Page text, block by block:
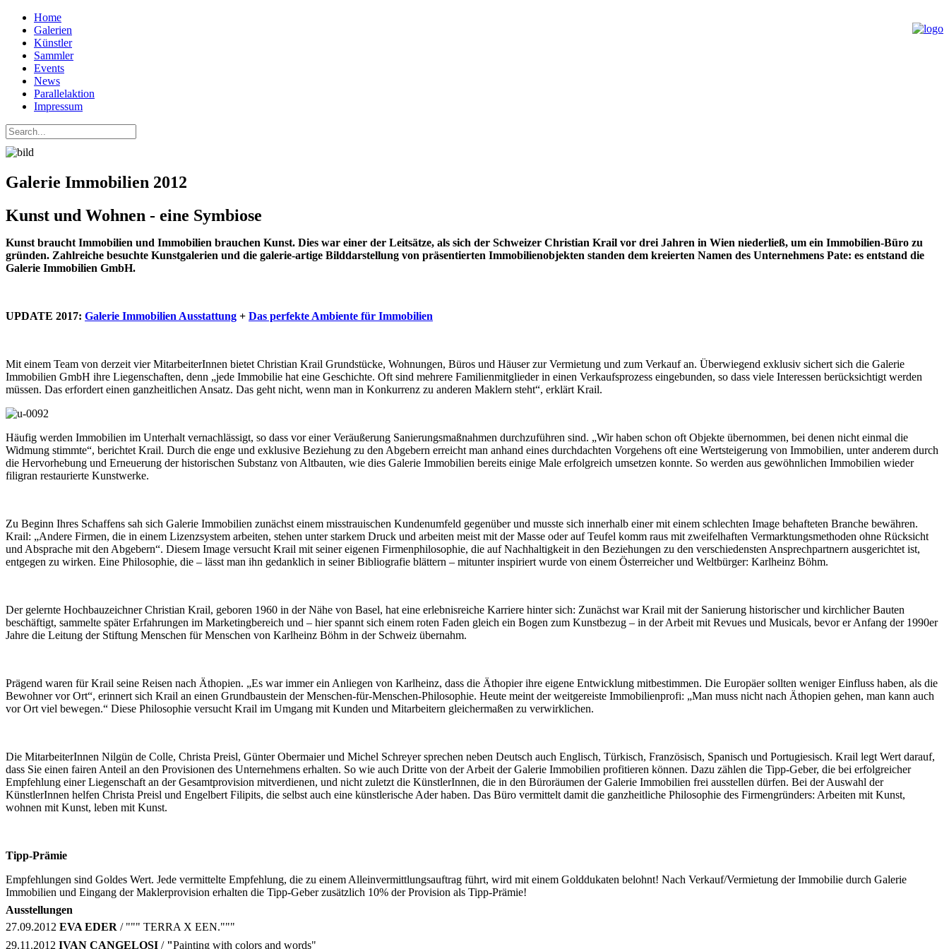
Home
Galerien
Künstler
Sammler
Events
News
Parallelaktion
Impressum
Galerie Immobilien 2012
Kunst und Wohnen - eine Symbiose
Kunst braucht Immobilien und Immobilien brauchen Kunst. Dies war einer der Leitsätze, als sich der Schweizer Christian Krail vor drei Jahren in Wien niederließ, um ein Immobilien-Büro zu
gründen. Zahlreiche besuchte Kunstgalerien und die galerie-artige Bilddarstellung von präsentierten Immobilienobjekten standen dem kreierten Namen des Unternehmens Pate: es entstand die
Galerie Immobilien GmbH.
UPDATE 2017: Galerie Immobilien Ausstattung + Das perfekte Ambiente für Immobilien
Mit einem Team von derzeit vier MitarbeiterInnen bietet Christian Krail Grundstücke, Wohnungen, Büros und Häuser zur Vermietung und zum Verkauf an. Überwiegend exklusiv sichert sich die Galerie
Immobilien GmbH ihre Liegenschaften, denn „jede Immobilie hat eine Geschichte. Oft sind mehrere Familienmitglieder in einen Verkaufsprozess eingebunden, so dass viele Interessen berücksichtigt werden
müssen. Das erfordert einen ganzheitlichen Ansatz. Das geht nicht, wenn man in Konkurrenz zu anderen Maklern steht“, erklärt Krail.
Häufig werden Immobilien im Unterhalt vernachlässigt, so dass vor einer Veräußerung Sanierungsmaßnahmen durchzuführen sind. „Wir haben schon oft Objekte übernommen, bei denen nicht einmal die
Widmung stimmte“, berichtet Krail. Durch die enge und exklusive Beziehung zu den Abgebern erreicht man anhand eines durchdachten Vorgehens oft eine Wertsteigerung von Immobilien, unter anderem durch
die Hervorhebung und Erneuerung der historischen Substanz von Altbauten, wie dies Galerie Immobilien bereits einige Male erfolgreich umsetzen konnte. So werden aus gewöhnlichen Immobilien wieder
filigran restaurierte Kunstwerke.
Zu Beginn Ihres Schaffens sah sich Galerie Immobilien zunächst einem misstrauischen Kundenumfeld gegenüber und musste sich innerhalb einer mit einem schlechten Image behafteten Branche bewähren.
Krail: „Andere Firmen, die in einem Lizenzsystem arbeiten, stehen unter starkem Druck und arbeiten meist mit der Masse oder auf Teufel komm raus mit zweifelhaften Vermarktungsmethoden ohne Rücksicht
und Absprache mit den Abgebern“. Diesem Image versucht Krail mit seiner eigenen Firmenphilosophie, die auf Nachhaltigkeit in den Beziehungen zu den verschiedensten Ansprechpartnern ausgerichtet ist,
entgegen zu wirken. Eine Philosophie, die – lässt man ihn gedanklich in seiner Bibliografie blättern – mitunter inspiriert wurde von einem Österreicher und Weltbürger: Karlheinz Böhm.
Der gelernte Hochbauzeichner Christian Krail, geboren 1960 in der Nähe von Basel, hat eine erlebnisreiche Karriere hinter sich: Zunächst war Krail mit der Sanierung historischer und kirchlicher Bauten
beschäftigt, sammelte später Erfahrungen im Marketingbereich und – hier spannt sich einem roten Faden gleich ein Bogen zum Kunstbezug – in der Arbeit mit Revues und Musicals, bevor er Anfang der 1990er
Jahre die Leitung der Stiftung Menschen für Menschen von Karlheinz Böhm in der Schweiz übernahm.
Prägend waren für Krail seine Reisen nach Äthopien. „Es war immer ein Anliegen von Karlheinz, dass die Äthopier ihre eigene Entwicklung mitbestimmen. Die Europäer sollten weniger Einfluss haben, als die
Bewohner vor Ort“, erinnert sich Krail an einen Grundbaustein der Menschen-für-Menschen-Philosophie. Heute meint der weitgereiste Immobilienprofi: „Man muss nicht nach Äthopien gehen, man kann auch
vor Ort viel bewegen.“ Diese Philosophie versucht Krail im Umgang mit Kunden und Mitarbeitern gleichermaßen zu verwirklichen.
Die MitarbeiterInnen Nilgün de Colle, Christa Preisl, Günter Obermaier und Michel Schreyer sprechen neben Deutsch auch Englisch, Türkisch, Französisch, Spanisch und Portugiesisch. Krail legt Wert darauf,
dass Sie einen fairen Anteil an den Provisionen des Unternehmens erhalten. So wie auch Dritte von der Arbeit der Galerie Immobilien profitieren können. Dazu zählen die Tipp-Geber, die bei erfolgreicher
Empfehlung einer Liegenschaft an der Gesamtprovision mitverdienen, und nicht zuletzt die KünstlerInnen, die in den Büroräumen der Galerie Immobilien frei ausstellen dürfen. Bei der Auswahl der
KünstlerInnen helfen Christa Preisl und Engelbert Filipits, die selbst auch eine künstlerische Ader haben. Das Büro vermittelt damit die ganzheitliche Philosophie des Firmengründers: Arbeiten mit Kunst,
wohnen mit Kunst, leben mit Kunst.
Tipp-Prämie
Empfehlungen sind Goldes Wert. Jede vermittelte Empfehlung, die zu einem Alleinvermittlungsauftrag führt, wird mit einem Golddukaten belohnt! Nach Verkauf/Vermietung der Immobilie durch Galerie
Immobilien und Eingang der Maklerprovision erhalten die Tipp-Geber zusätzlich 10% der Provision als Tipp-Prämie!
Ausstellungen
27.09.2012 EVA EDER / """ TERRA X EEN."""
29.11.2012 IVAN CANGELOSI / "Painting with colors and words"